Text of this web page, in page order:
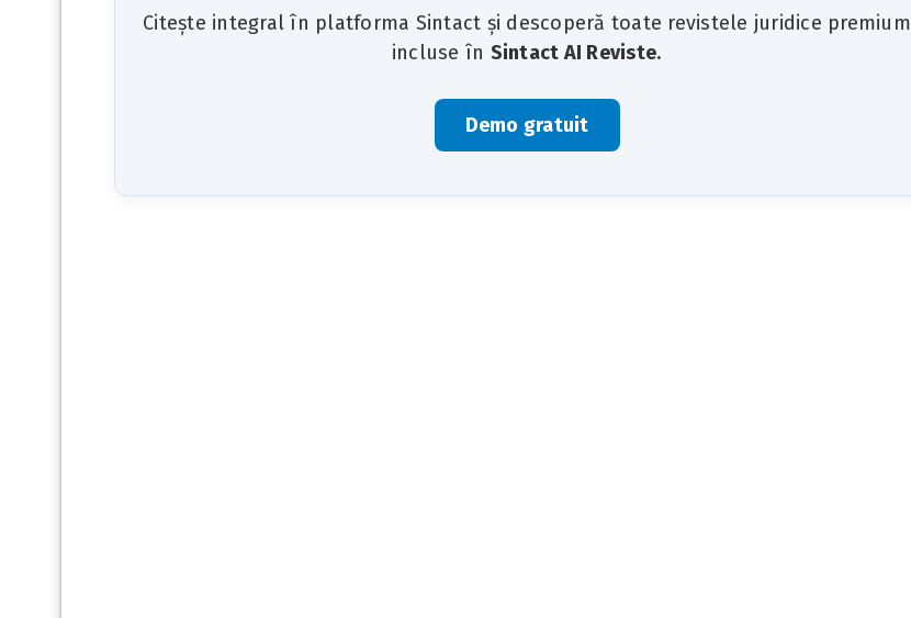
Citește integral în platforma Sintact și descoperă toate revistele juridice premium
incluse în Sintact AI Reviste.
Demo gratuit